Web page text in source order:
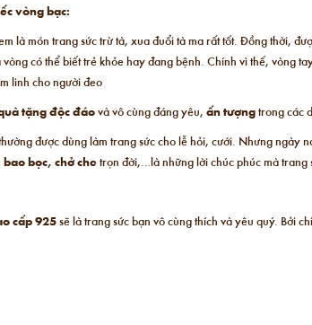
vòng bạc:
là món trang sức trừ tà, xua đuổi tà ma rất tốt. Đồng thời,
có thể biết trẻ khỏe hay đang bệnh. Chính vì thế, vòng
linh cho người đeo
tặng độc đáovà vô cùng đáng yêu,ấn tượngtrong các
được dùng làm trang sức cho lễ hỏi, cưới. Nhưng ngày
bao bọc, chở chetrọn đời,…là những lời chúc phúc mà
cấp 925sẽ là trang sức bạn vô cùng thích và yêu quý. Bởi